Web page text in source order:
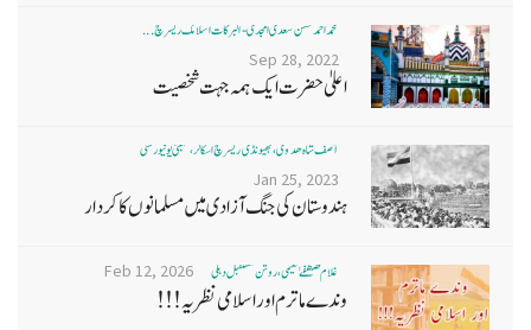
محمد احمد حسن سعدی امجدی - البرکات اسلامک ریسرچ ...
Sep 28, 2022
اعلیٰ حضرت ایک ہمہ جہت شخصیت
آصف شاہ ھدوی، بھیونڈی ریسرچ اسکالر، ممبئی یونیورسٹی
Jan 25, 2023
ہندوستان کی جنگ آزادی میں مسلمانوں کا کردار
غلام مصطفےٰ نعیمی، روشن مستقبل دہلی Feb 12, 2026
وندے ماترم اور اسلامی نظریہ!!!